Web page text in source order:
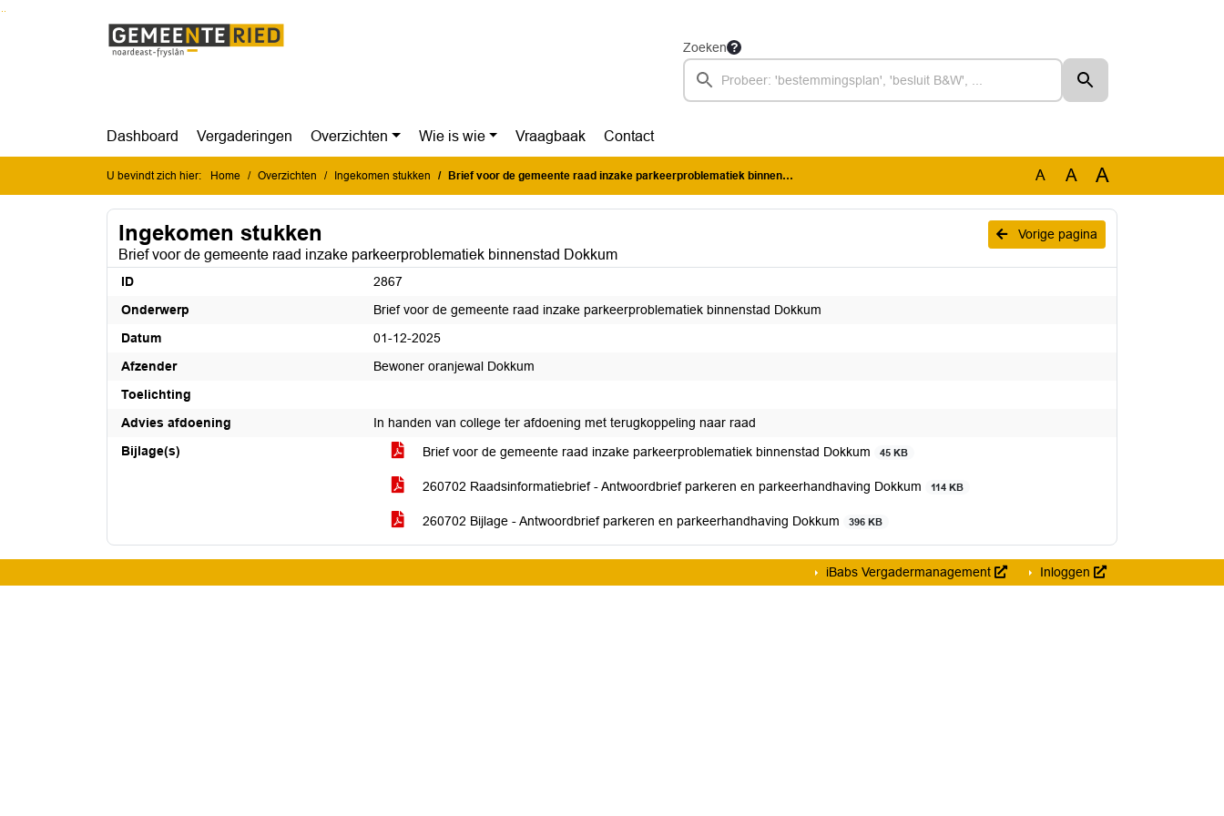
Ga naar de inhoud van deze pagina
Ga naar het zoeken
Ga naar het menu
Zoeken
Dashboard Vergaderingen Overzichten Wie is wie Vraagbaak Contact
U bevindt zich hier: Home Overzichten Ingekomen stukken Brief voor de gemeente raad inzake parkeerproblematiek binnenstad Dokkum A A A
Vorige pagina
Ingekomen stukken
Brief voor de gemeente raad inzake parkeerproblematiek binnenstad Dokkum
ID
2867
Onderwerp
Brief voor de gemeente raad inzake parkeerproblematiek binnenstad Dokkum
Datum
01-12-2025
Afzender
Bewoner oranjewal Dokkum
Toelichting
Advies afdoening
In handen van college ter afdoening met terugkoppeling naar raad
Bijlage(s)
Brief voor de gemeente raad inzake parkeerproblematiek binnenstad Dokkum 45 KB
260702 Raadsinformatiebrief - Antwoordbrief parkeren en parkeerhandhaving Dokkum 114 KB
260702 Bijlage - Antwoordbrief parkeren en parkeerhandhaving Dokkum 396 KB
iBabs Vergadermanagement Inloggen